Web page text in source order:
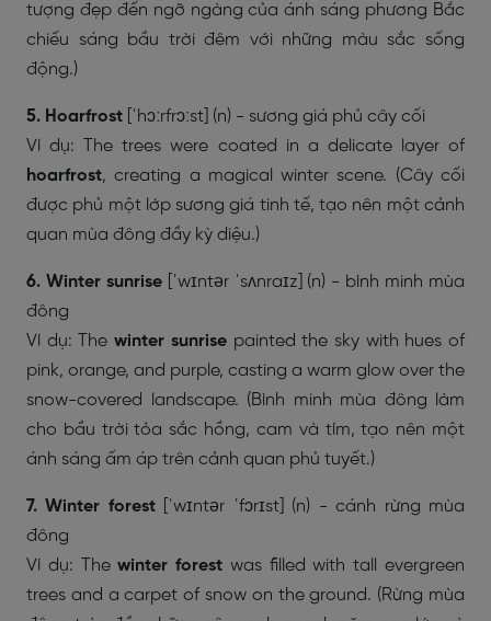
tượng đẹp đến ngỡ ngàng của ánh sáng phương Bắc
chiếu sáng bầu trời đêm với những màu sắc sống
động.)
5. Hoarfrost [ˈhɔːrfrɔːst] (n) - sương giá phủ cây cối
Ví dụ: The trees were coated in a delicate layer of
hoarfrost, creating a magical winter scene. (Cây cối
được phủ một lớp sương giá tinh tế, tạo nên một cảnh
quan mùa đông đầy kỳ diệu.)
6. Winter sunrise[ˈwɪntər ˈsʌnraɪz] (n) - bình minh mùa
đông
Ví dụ: Thewinter sunrisepainted the sky with hues of
pink, orange, and purple, casting a warm glow over the
snow-covered landscape. (Bình minh mùa đông làm
cho bầu trời tỏa sắc hồng, cam và tím, tạo nên một
ánh sáng ấm áp trên cảnh quan phủ tuyết.)
7. Winter forest
[ˈwɪntər ˈfɔrɪst] (n) - cánh rừng mùa
đông
Ví dụ: Thewinter forest was filled with tall evergreen
trees and a carpet of snow on the ground. (Rừng mùa